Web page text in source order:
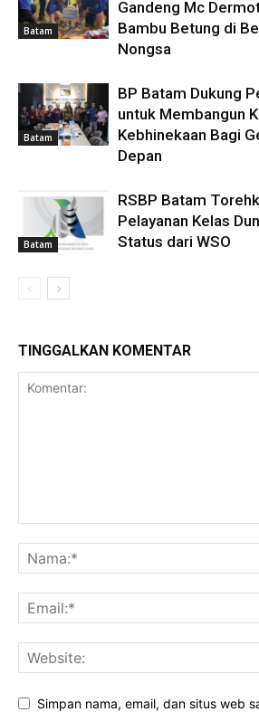
Batam
Gandeng Mc
Bambu Betung di
Nongsa
Batam
BP Batam Dukung
untuk Membangun
Kebhinekaan Bagi
Depan
Batam
RSBP Batam
Pelayanan Kelas
Status dari WSO
TINGGALKAN KOMENTAR
Simpan nama, email, dan situs web